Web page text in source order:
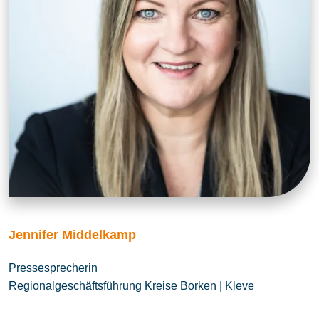
Jennifer Middelkamp
Pressesprecherin
Regionalgeschäftsführung Kreise Borken | Kleve